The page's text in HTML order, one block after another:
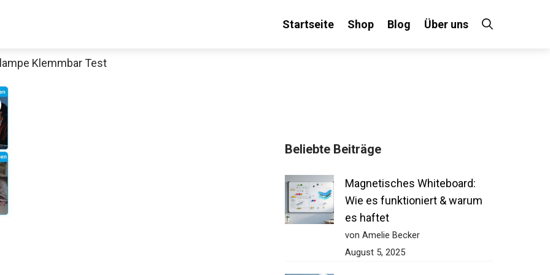
Startseite Shop Blog Über uns
Klemmbar Test
Beliebte Beiträge
Magnetisches Whiteboard:
Wie es funktioniert & warum
es haftet
von Amelie Becker
August 5, 2025